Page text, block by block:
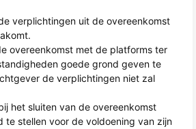
verplichtingen uit de overeenkomst
overeenkomst met de platforms ter
goede grond geven te
de verplichtingen niet zal
het sluiten van de overeenkomst
te stellen voor de voldoening van zijn